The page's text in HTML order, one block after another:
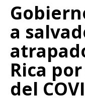
a
Rica
del